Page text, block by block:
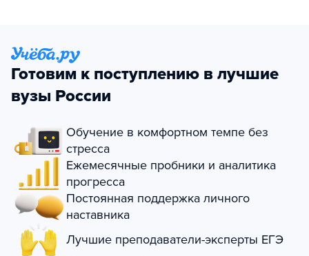
Готовим к поступлению в лучшие
вузы России
Обучение в комфортном темпе без
стресса
Ежемесячные пробники и аналитика
прогресса
Постоянная поддержка личного
наставника
Лучшие преподаватели-эксперты ЕГЭ